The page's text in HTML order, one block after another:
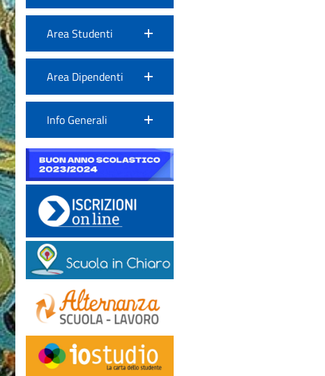
Area Studenti
Area Dipendenti
Info Generali